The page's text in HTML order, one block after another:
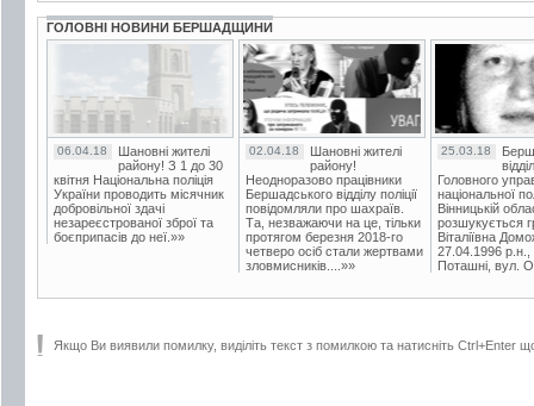
ГОЛОВНІ НОВИНИ БЕРШАДЩИНИ
06.04.18
Шановні жителі
району! З 1 до 30
квітня Національна поліція
України проводить місячник
добровільної здачі
незареєстрованої зброї та
боєприпасів до неї.»»
02.04.18
Шановні жителі
району!
Неодноразово працівники
Бершадського відділу поліції
повідомляли про шахраїв.
Та, незважаючи на це, тільки
протягом березня 2018-го
четверо осіб стали жертвами
зловмисників....»»
25.03.18
Головного
національної
Вінницькій
розшукується
Віталіївна
27.04.1996 р.н.,
Поташні, вул.
Якщо Ви виявили помилку, виділіть текст з помилкою та натисніть Ctrl+Enter